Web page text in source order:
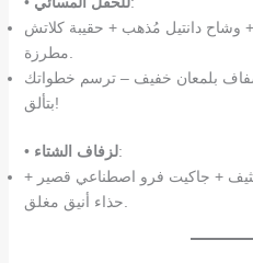
وشاح دانتيل مُذهب + حقيبة كلاتش
بلمعان خفيف – ترسم خطواتك
بتألق!
• لزفاف الشتاء:
+ جاكيت فرو اصطناعي قصير +